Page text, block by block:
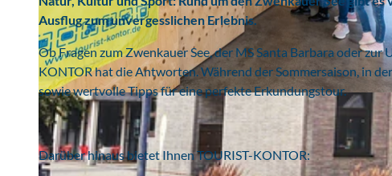
© www.sebseven.de, Sebastian Leyser | KI-optimiert
Ausflug zum unvergesslichen Erlebnis.
Ob Fragen zum Zwenkauer See, der MS Santa Barbara oder zur
KONTOR hat die Antworten. Während der Sommersaison, in
sowie wertvolle Tipps für eine perfekte Erkundungstour.
Darüber hinaus bietet Ihnen TOURIST-KONTOR: